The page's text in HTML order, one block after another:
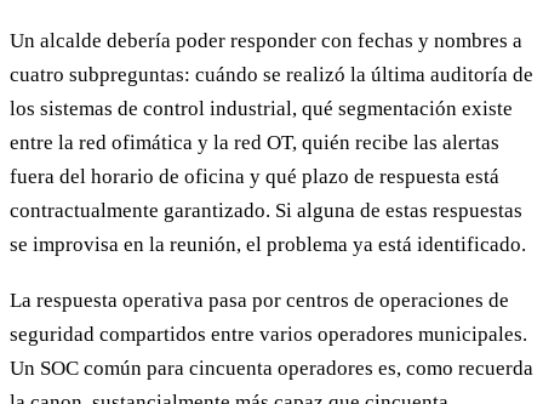
Un alcalde debería poder responder con fechas y nombres a
cuatro subpreguntas: cuándo se realizó la última auditoría de
los sistemas de control industrial, qué segmentación existe
entre la red ofimática y la red OT, quién recibe las alertas
fuera del horario de oficina y qué plazo de respuesta está
contractualmente garantizado. Si alguna de estas respuestas
se improvisa en la reunión, el problema ya está identificado.
La respuesta operativa pasa por centros de operaciones de
seguridad compartidos entre varios operadores municipales.
Un SOC común para cincuenta operadores es, como recuerda